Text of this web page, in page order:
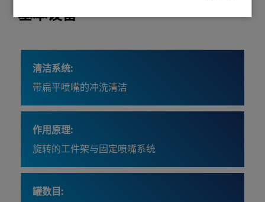
基本设备
清洁系统:
带扁平喷嘴的冲洗清洁
作用原理:
旋转的工件架与固定喷嘴系统
罐数目: